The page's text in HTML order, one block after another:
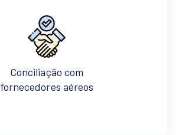
Conciliação com
fornecedores aéreos